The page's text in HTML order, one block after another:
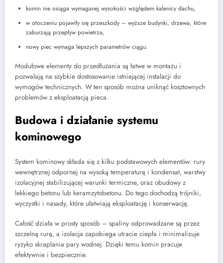
komin nie osiąga wymaganej wysokości względem kalenicy dachu,
w otoczeniu pojawiły się przeszkody – wyższe budynki, drzewa, które
zaburzają przepływ powietrza,
nowy piec wymaga lepszych parametrów ciągu.
Modułowe elementy do przedłużania są łatwe w montażu i
pozwalają na szybkie dostosowanie istniejącej instalacji do
wymogów technicznych. W ten sposób można uniknąć kosztownych
problemów z eksploatacją pieca.
Budowa i działanie systemu
kominowego
System kominowy składa się z kilku podstawowych elementów: rury
wewnętrznej odpornej na wysoką temperaturę i kondensat, warstwy
izolacyjnej stabilizującej warunki termiczne, oraz obudowy z
lekkiego betonu lub keramzytobetonu. Do tego dochodzą trójniki,
wyczystki i nasady, które ułatwiają eksploatację i konserwację.
Całość działa w prosty sposób – spaliny odprowadzane są przez
szczelną rurę, a izolacja zapobiega utracie ciepła i minimalizuje
ryzyko skraplania pary wodnej. Dzięki temu komin pracuje
efektywnie i bezpiecznie.